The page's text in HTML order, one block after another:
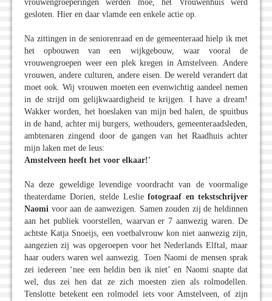
vrouwengroeperingen werden moe, het Vrouwenhuis werd
gesloten. Hier en daar vlamde een enkele actie op.
Na zittingen in de seniorenraad en de gemeenteraad hielp ik met
het opbouwen van een wijkgebouw, waar vooral de
vrouwengroepen weer een plek kregen in Amstelveen. Andere
vrouwen, andere culturen, andere eisen. De wereld verandert dat
moet ook. Wij vrouwen moeten een evenwichtig aandeel nemen
in de strijd om gelijkwaardigheid te krijgen. I have a dream!
Wakker worden, het hoeslaken van mijn bed halen, de spuitbus
in de hand, achter mij burgers, wethouders, gemeenteraadsleden,
ambtenaren zingend door de gangen van het Raadhuis achter
mijn laken met de leus:
Amstelveen heeft het voor elkaar!'
Na deze geweldige levendige voordracht van de voormalige
theaterdame Dorien, stelde Leslie fotograaf en tekstschrijver
Naomi voor aan de aanwezigen. Samen zouden zij de heldinnen
aan het publiek voorstellen, waarvan er 7 aanwezig waren. De
achtste Katja Snoeijs, een voetbalvrouw kon niet aanwezig zijn,
aangezien zij was opgeroepen voor het Nederlands Elftal, maar
haar ouders waren wel aanwezig. Toen Naomi de mensen sprak
zei iedereen ‘nee een heldin ben ik niet’ en Naomi snapte dat
wel, dus zei hen dat ze zich moesten zien als rolmodellen.
Tenslotte betekent een rolmodel iets voor Amstelveen, of zijn